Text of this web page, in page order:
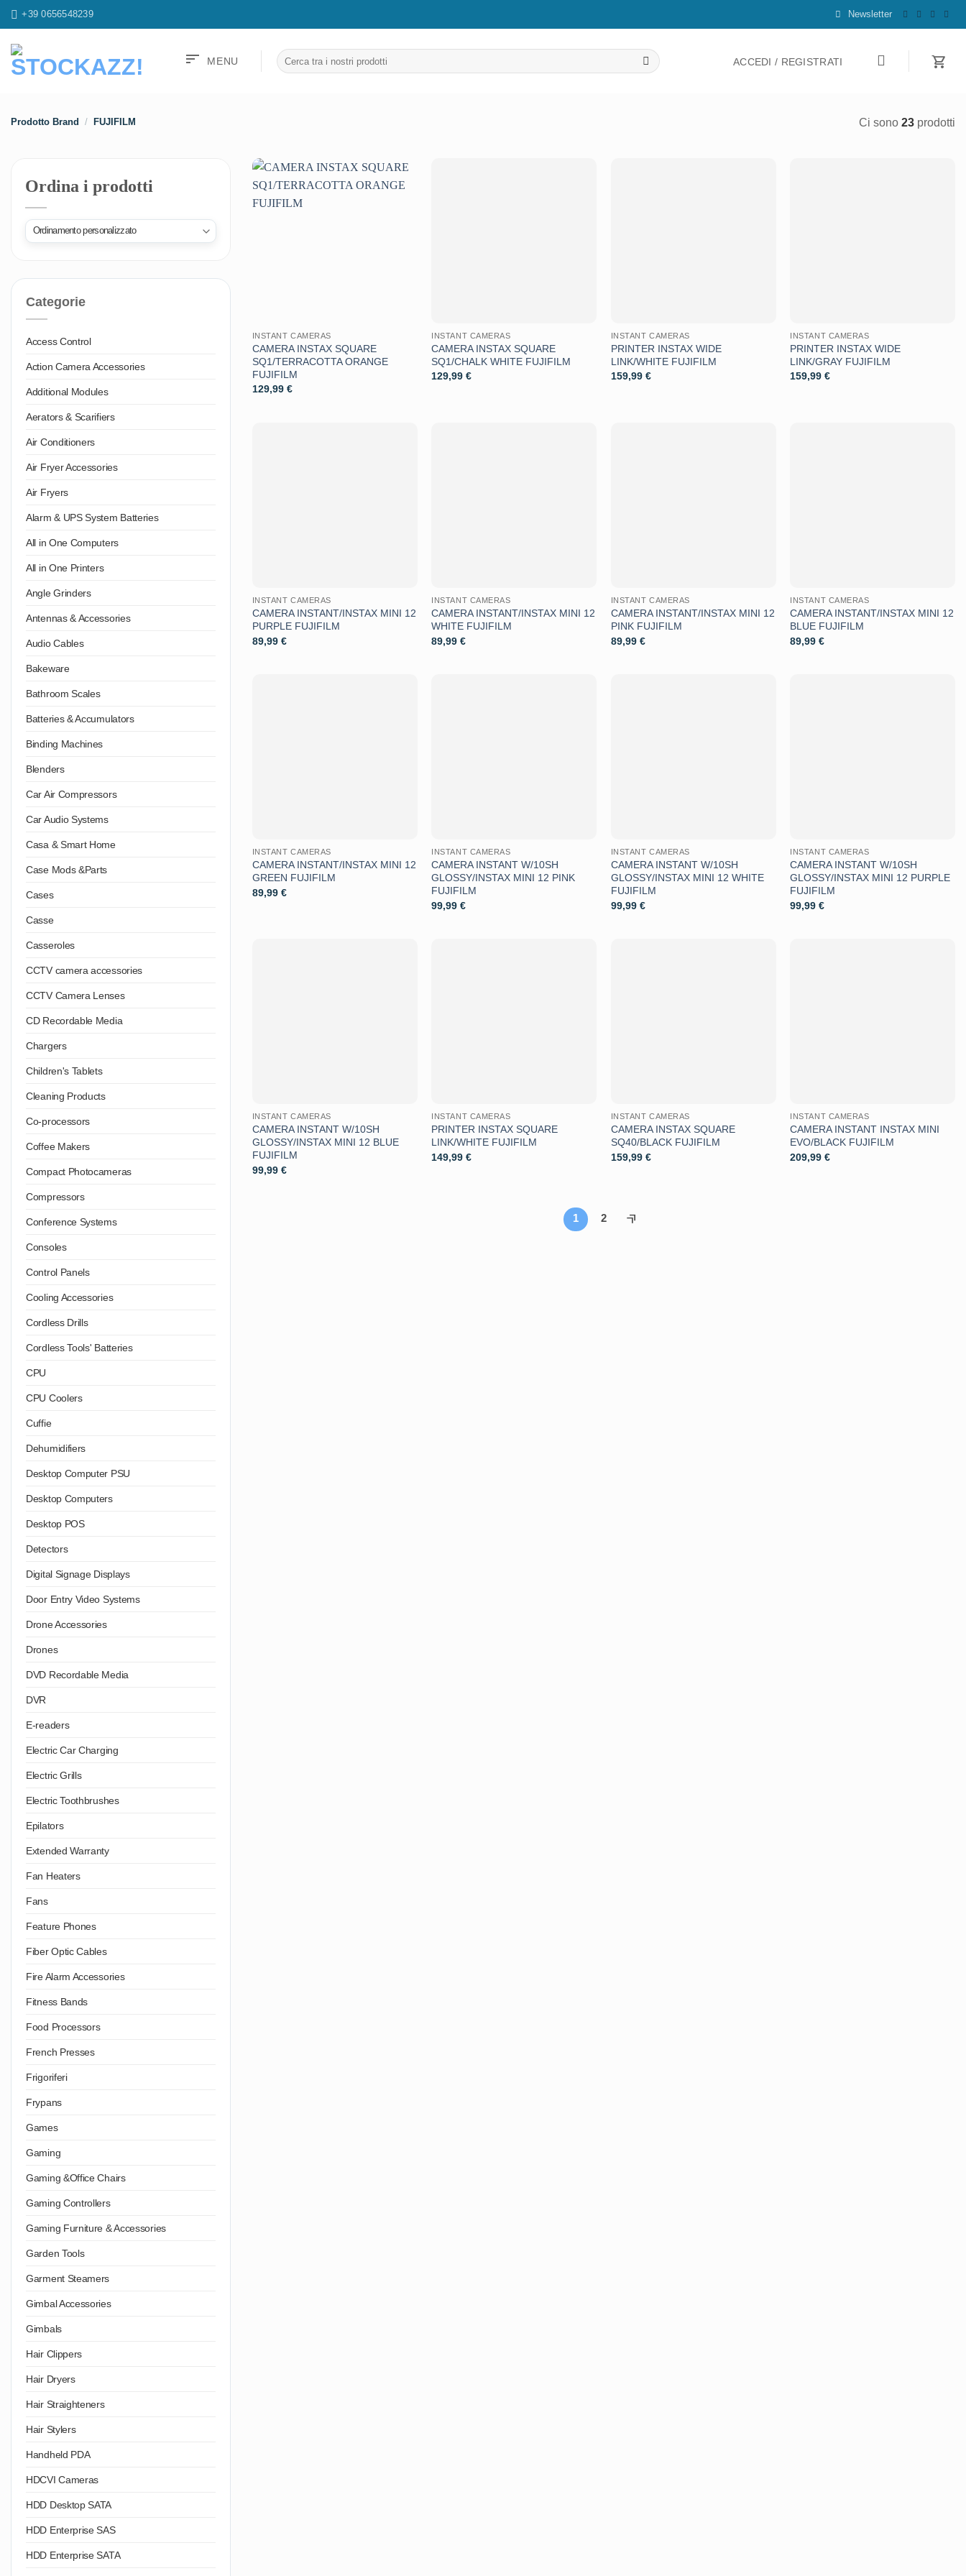
Salta
ai
contenuti
+39 0656548239 Newsletter
sort MENU
Cerca:
ACCEDI / REGISTRATI
Prodotto Brand / FUJIFILM Ci sono 23 prodotti
Ordina i prodotti
Categorie
Access Control
Action Camera Accessories
Additional Modules
Aerators & Scarifiers
Air Conditioners
Air Fryer Accessories
Air Fryers
Alarm & UPS System Batteries
All in One Computers
All in One Printers
Angle Grinders
Antennas & Accessories
Audio Cables
Bakeware
Bathroom Scales
Batteries & Accumulators
Binding Machines
Blenders
Car Air Compressors
Car Audio Systems
Casa & Smart Home
Case Mods &Parts
Cases
Casse
Casseroles
CCTV camera accessories
CCTV Camera Lenses
CD Recordable Media
Chargers
Children's Tablets
Cleaning Products
Co-processors
Coffee Makers
Compact Photocameras
Compressors
Conference Systems
Consoles
Control Panels
Cooling Accessories
Cordless Drills
Cordless Tools' Batteries
CPU
CPU Coolers
Cuffie
Dehumidifiers
Desktop Computer PSU
Desktop Computers
Desktop POS
Detectors
Digital Signage Displays
Door Entry Video Systems
Drone Accessories
Drones
DVD Recordable Media
DVR
E-readers
Electric Car Charging
Electric Grills
Electric Toothbrushes
Epilators
Extended Warranty
Fan Heaters
Fans
Feature Phones
Fiber Optic Cables
Fire Alarm Accessories
Fitness Bands
Food Processors
French Presses
Frigoriferi
Frypans
Games
Gaming
Gaming &Office Chairs
Gaming Controllers
Gaming Furniture & Accessories
Garden Tools
Garment Steamers
Gimbal Accessories
Gimbals
Hair Clippers
Hair Dryers
Hair Straighteners
Hair Stylers
Handheld PDA
HDCVI Cameras
HDD Desktop SATA
HDD Enterprise SAS
HDD Enterprise SATA
INSTANT CAMERAS
CAMERA INSTAX SQUARE
SQ1/TERRACOTTA ORANGE
FUJIFILM
129,99 €
INSTANT CAMERAS
CAMERA INSTAX SQUARE
SQ1/CHALK WHITE FUJIFILM
129,99€
INSTANT CAMERAS
PRINTER INSTAX WIDE
LINK/WHITE FUJIFILM
159,99 €
INSTANT CAMERAS
PRINTER INSTAX WIDE
LINK/GRAY FUJIFILM
159,99€
INSTANT CAMERAS
CAMERA INSTANT/INSTAX MINI 12
PURPLE FUJIFILM
89,99 €
INSTANT CAMERAS
CAMERA INSTANT/INSTAX MINI 12
WHITE FUJIFILM
89,99€
INSTANT CAMERAS
CAMERA INSTANT/INSTAX MINI 12
PINK FUJIFILM
89,99 €
INSTANT CAMERAS
CAMERA INSTANT/INSTAX MINI 12
BLUE FUJIFILM
89,99€
INSTANT CAMERAS
CAMERA INSTANT/INSTAX MINI 12
GREEN FUJIFILM
89,99 €
INSTANT CAMERAS
CAMERA INSTANT W/10SH
GLOSSY/INSTAX MINI 12 PINK
FUJIFILM
99,99€
INSTANT CAMERAS
CAMERA INSTANT W/10SH
GLOSSY/INSTAX MINI 12 WHITE
FUJIFILM
99,99 €
INSTANT CAMERAS
CAMERA INSTANT W/10SH
GLOSSY/INSTAX MINI 12 PURPLE
FUJIFILM
99,99€
INSTANT CAMERAS
CAMERA INSTANT W/10SH
GLOSSY/INSTAX MINI 12 BLUE
FUJIFILM
99,99 €
INSTANT CAMERAS
PRINTER INSTAX SQUARE
LINK/WHITE FUJIFILM
149,99€
INSTANT CAMERAS
CAMERA INSTAX SQUARE
SQ40/BLACK FUJIFILM
159,99 €
INSTANT CAMERAS
CAMERA INSTANT INSTAX MINI
EVO/BLACK FUJIFILM
209,99€
1 2